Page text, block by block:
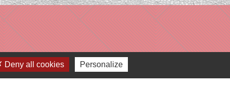
Deny all cookies Personalize